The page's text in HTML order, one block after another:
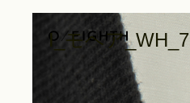
I_モヘア_WH_7